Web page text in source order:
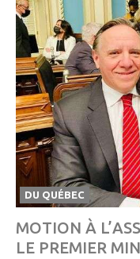
DU QUÉBEC
MOTION À
LE PREMIER